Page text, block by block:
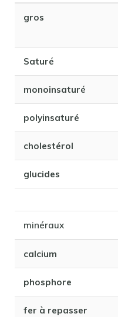
gros
Saturé
monoinsaturé
polyinsaturé
cholestérol
glucides
minéraux
calcium
phosphore
fer à repasser